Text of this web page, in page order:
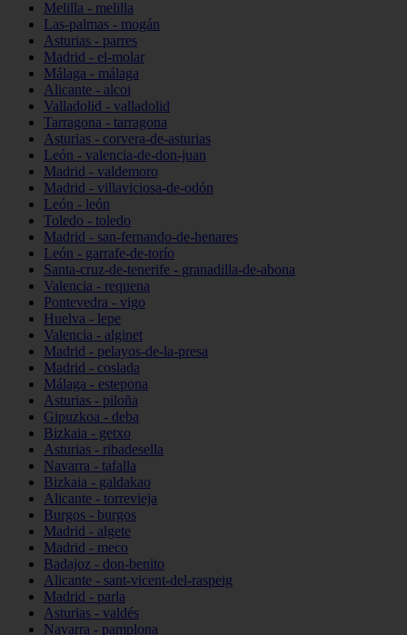
Melilla - melilla
Las-palmas - mogán
Asturias - parres
Madrid - el-molar
Málaga - málaga
Alicante - alcoi
Valladolid - valladolid
Tarragona - tarragona
Asturias - corvera-de-asturias
León - valencia-de-don-juan
Madrid - valdemoro
Madrid - villaviciosa-de-odón
León - león
Toledo - toledo
Madrid - san-fernando-de-henares
León - garrafe-de-torío
Santa-cruz-de-tenerife - granadilla-de-abona
Valencia - requena
Pontevedra - vigo
Huelva - lepe
Valencia - alginet
Madrid - pelayos-de-la-presa
Madrid - coslada
Málaga - estepona
Asturias - piloña
Gipuzkoa - deba
Bizkaia - getxo
Asturias - ribadesella
Navarra - tafalla
Bizkaia - galdakao
Alicante - torrevieja
Burgos - burgos
Madrid - algete
Madrid - meco
Badajoz - don-benito
Alicante - sant-vicent-del-raspeig
Madrid - parla
Asturias - valdés
Navarra - pamplona